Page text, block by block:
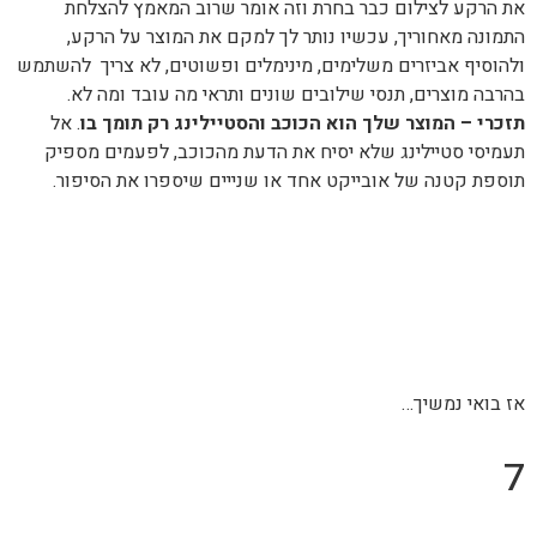
את הרקע לצילום כבר בחרת וזה אומר שרוב המאמץ להצלחת
התמונה מאחוריך, עכשיו נותר לך למקם את המוצר על הרקע,
ולהוסיף אביזרים משלימים, מינימלים ופשוטים, לא צריך להשתמש
בהרבה מוצרים, תנסי שילובים שונים ותראי מה עובד ומה לא.
תזכרי – המוצר שלך הוא הכוכב והסטיילינג רק תומך בו. אל
תעמיסי סטיילינג שלא יסיח את הדעת מהכוכב, לפעמים מספיק
תוספת קטנה של אובייקט אחד או שנייים שיספרו את הסיפור.
אז בואי נמשיך…
7